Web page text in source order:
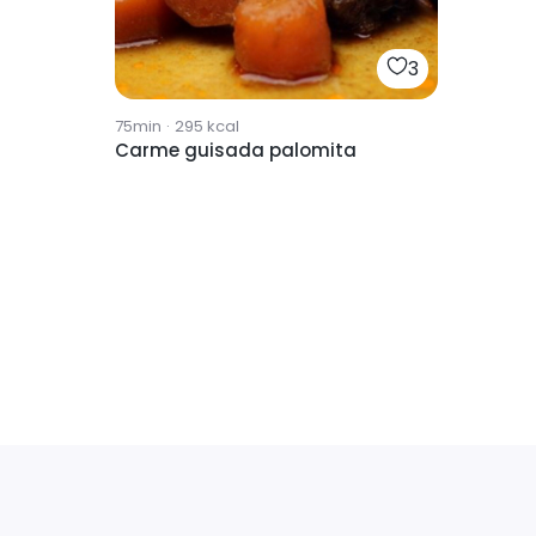
3
75min · 295 kcal
Carme guisada palomita